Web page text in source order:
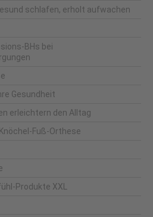
schlafen, erholt aufwachen
BHs bei
Gesundheit
erleichtern den Alltag
Fuß-Orthese
Produkte XXL